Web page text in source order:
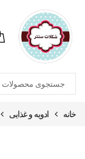
خانه ادویه و غذایی